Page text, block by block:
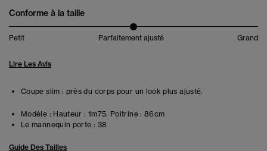
Conforme à la taille
Petit Parfaitement ajusté Grand
Lire Les Avis
Coupe slim : près du corps pour un look plus ajusté.
Modèle : Hauteur : 1m75. Poitrine : 86cm
Le mannequin porte : 38
Guide Des Tailles